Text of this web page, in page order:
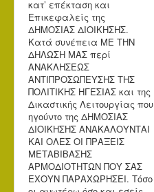
κατ’ επέκταση και
Επικεφαλείς της
ΔΗΜΟΣΙΑΣ ΔΙΟΙΚΗΣΗΣ.
Κατά συνέπεια ΜΕ ΤΗΝ
ΔΗΛΩΣΗ ΜΑΣ περί
ΑΝΑΚΛΗΣΕΩΣ
ΑΝΤΙΠΡΟΣΩΠΕΥΣΗΣ ΤΗΣ
ΠΟΛΙΤΙΚΗΣ ΗΓΕΣΙΑΣ και της
Δικαστικής Λειτουργίας που
ηγούντο της ΔΗΜΟΣΙΑΣ
ΔΙΟΙΚΗΣΗΣ ΑΝΑΚΑΛΟΥΝΤΑΙ
ΚΑΙ ΟΛΕΣ ΟΙ ΠΡΑΞΕΙΣ
ΜΕΤΑΒΙΒΑΣΗΣ
ΑΡΜΟΔΙΟΤΗΤΩΝ ΠΟΥ ΣΑΣ
ΕΧΟΥΝ ΠΑΡΑΧΩΡΗΣΕΙ. Τόσο